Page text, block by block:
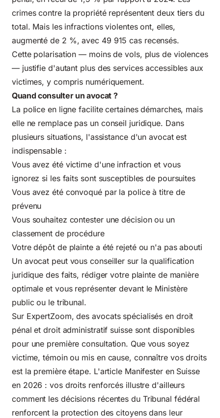
crimes contre la propriété représentent deux tiers du
total. Mais les infractions violentes ont, elles,
augmenté de 2 %, avec 49 915 cas recensés.
Cette polarisation — moins de vols, plus de violences
— justifie d'autant plus des services accessibles aux
victimes, y compris numériquement.
Quand consulter un avocat ?
La police en ligne facilite certaines démarches, mais
elle ne remplace pas un conseil juridique. Dans
plusieurs situations, l'assistance d'un avocat est
indispensable :
Vous avez été victime d'une infraction et vous
ignorez si les faits sont susceptibles de poursuites
Vous avez été convoqué par la police à titre de
prévenu
Vous souhaitez contester une décision ou un
classement de procédure
Votre dépôt de plainte a été rejeté ou n'a pas abouti
Un avocat peut vous conseiller sur la qualification
juridique des faits, rédiger votre plainte de manière
optimale et vous représenter devant le Ministère
public ou le tribunal.
Sur ExpertZoom, des avocats spécialisés en droit
pénal et droit administratif suisse sont disponibles
pour une première consultation. Que vous soyez
victime, témoin ou mis en cause, connaître vos droits
est la première étape. L'article Manifester en Suisse
en 2026 : vos droits renforcés illustre d'ailleurs
comment les décisions récentes du Tribunal fédéral
renforcent la protection des citoyens dans leur